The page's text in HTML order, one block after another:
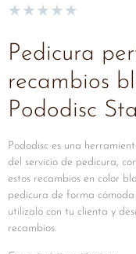
★★★★★
Pedicura
recambios
Pododisc
Pododisc es una
del servicio de pedicura,
estos recambios en color
pedicura de forma
utilízalo con tu clienta y
recambios.